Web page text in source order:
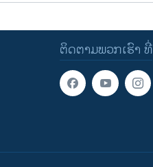
ຕິດຕາມພວກເຮົາ ທີ່